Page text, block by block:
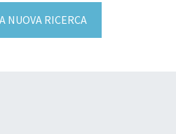
NUOVA RICERCA